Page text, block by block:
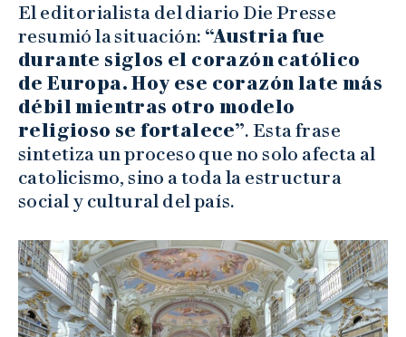
El editorialista del diario Die Presse
resumió la situación: “Austria fue
durante siglos el corazón católico
de Europa. Hoy ese corazón late más
débil mientras otro modelo
religioso se fortalece”. Esta frase
sintetiza un proceso que no solo afecta al
catolicismo, sino a toda la estructura
social y cultural del país.